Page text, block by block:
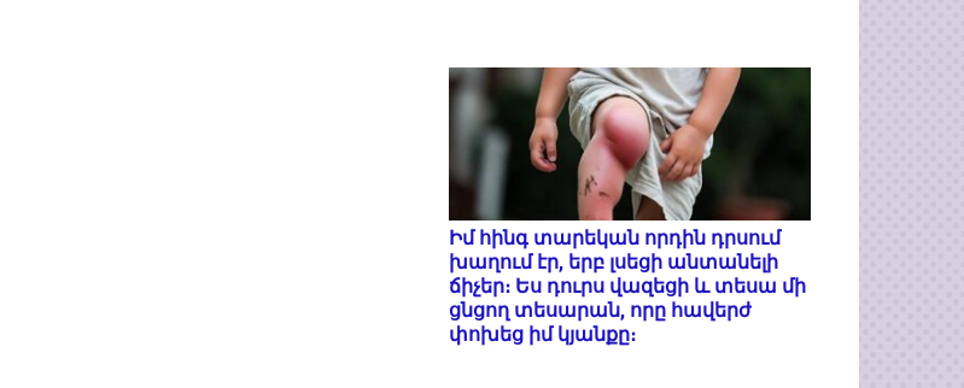
Իմ հինգ տարեկան որդին դրսում
խաղում էր, երբ լսեցի անտանելի
ճիչեր։ Ես դուրս վազեցի և տեսա մի
ցնցող տեսարան, որը հավերժ
փոխեց իմ կյանքը։